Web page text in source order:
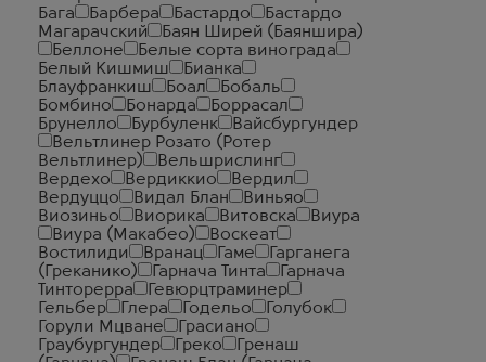
Бага
Барбера Бастардо
Бастардо
Магарачский
Баян Ширей (Баяншира)
Беллоне
Белые сорта винограда
Белый Кишмиш
Бианка
Блауфранкиш
Боал
Бобаль
Бомбино
Бонарда
Боррасал
Брунелло
Бурбуленк
Вайсбургундер
Вельтлинер Розато (Ротер
Вельтлинер)
Вельшрислинг
Вердехо
Вердиккио
Вердил
Вердуццо
Видал Блан
Виньяо
Виозиньо
Виорика Витовска
Виура
Виура (Макабео)
Воскеат
Востилиди
Вранац Гаме
Гарганега
(Греканико)
Гарнача Тинта
Гарнача
Тинторерра
Гевюрцтраминер
Гельбер
Глера Годельо
Голубок
Горули Мцване
Грасиано
Граубургундер
Греко
Гренаш